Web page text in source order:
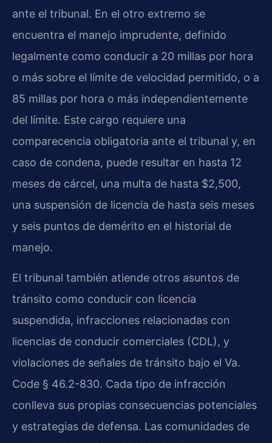
ante el tribunal. En el otro extremo se
encuentra el manejo imprudente, definido
legalmente como conducir a 20 millas por hora
o más sobre el límite de velocidad permitido, o a
85 millas por hora o más independientemente
del límite. Este cargo requiere una
comparecencia obligatoria ante el tribunal y, en
caso de condena, puede resultar en hasta 12
meses de cárcel, una multa de hasta $2,500,
una suspensión de licencia de hasta seis meses
y seis puntos de demérito en el historial de
manejo.
El tribunal también atiende otros asuntos de
tránsito como conducir con licencia
suspendida, infracciones relacionadas con
licencias de conducir comerciales (CDL), y
violaciones de señales de tránsito bajo el Va.
Code § 46.2-830. Cada tipo de infracción
conlleva sus propias consecuencias potenciales
y estrategias de defensa. Las comunidades de